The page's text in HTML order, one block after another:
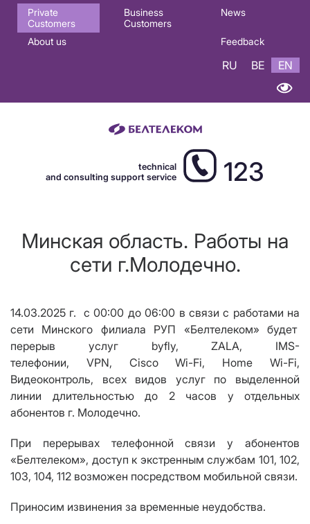
Основная
навигация
Private
Customers
Business
Customers
News
About us Feedback
RU BE EN
technical
and consulting support service
123
Минская область. Работы на
сети г.Молодечно.
14.03.2025 г.c 00:00 до 06:00 в связи с работами на
сети Минского филиала РУП «Белтелеком» будет
перерыв услуг byfly, ZALA, IMS-
телефонии, VPN, Cisco Wi-Fi, Home Wi-Fi,
Видеоконтроль, всех видов услуг по выделенной
линии длительностью до 2 часов у отдельных
абонентов г. Молодечно.
При перерывах телефонной связи у абонентов
«Белтелеком», доступ к экстренным службам 101, 102,
103, 104, 112 возможен посредством мобильной связи.
Приносим извинения за временные неудобства.